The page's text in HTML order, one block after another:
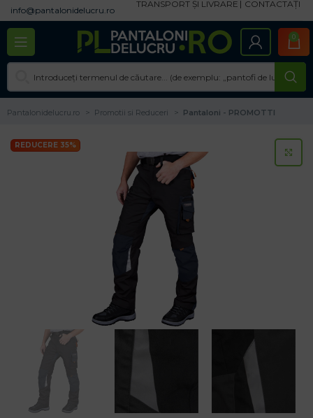
info@pantalonidelucru.ro
TRANSPORT ȘI LIVRARE CONTACTAȚI
0
Pantalonidelucru.ro Promotii si Reduceri Pantaloni - PROMOTTI
REDUCERE 35%